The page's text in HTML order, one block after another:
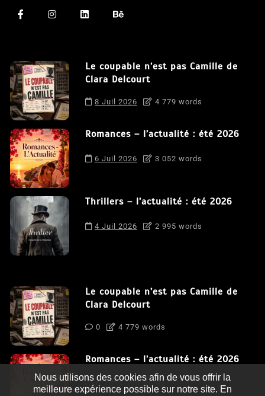
Le coupable n’est pas Camille de
Clara Delcourt
8 Juil 2026 4 779 words
Romances – l’actualité : été 2026
6 Juil 2026 3 052 words
Thrillers – l’actualité : été 2026
4 Juil 2026 2 995 words
Le coupable n’est pas Camille de
Clara Delcourt
0 4 779 words
Romances – l’actualité : été 2026
0 3 052 words
Nous utilisons des cookies afin de vous offrir la
meilleure expérience possible sur notre site. En